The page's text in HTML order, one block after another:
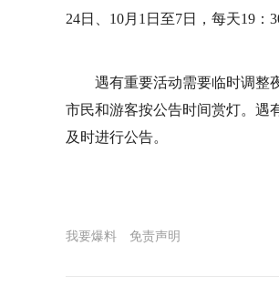
24日、10月1日至7日，每天19：
遇有重要活动需要临时调整
市民和游客按公告时间赏灯。遇
及时进行公告。
我要爆料 免责声明